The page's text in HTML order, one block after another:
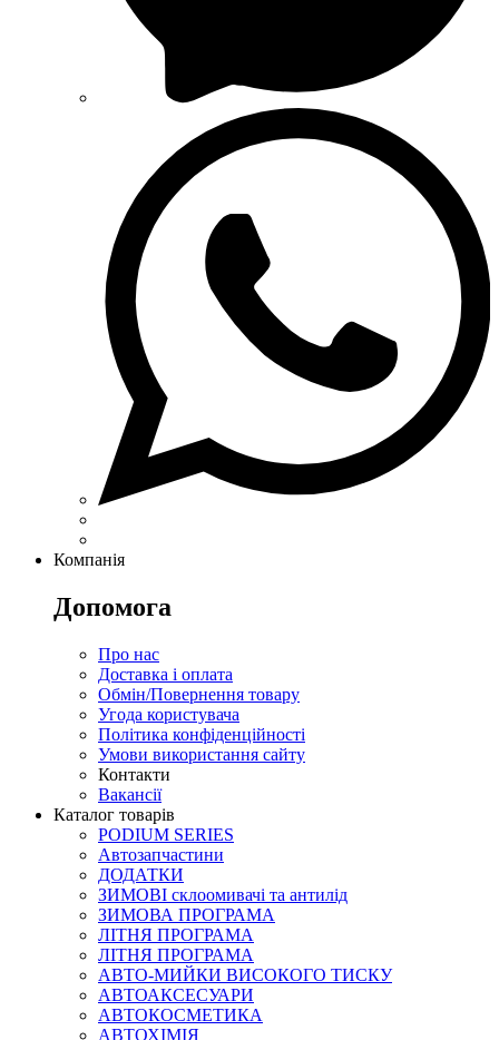
Компанія
Допомога
Про нас
Доставка і оплата
Обмін/Повернення товару
Угода користувача
Політика конфіденційності
Умови використання сайту
Контакти
Вакансії
Каталог товарів
PODIUM SERIES
Автозапчастини
ДОДАТКИ
ЗИМОВІ склоомивачі та антилід
ЗИМОВА ПРОГРАМА
ЛІТНЯ ПРОГРАМА
ЛІТНЯ ПРОГРАМА
АВТО-МИЙКИ ВИСОКОГО ТИСКУ
АВТОАКСЕСУАРИ
АВТОКОСМЕТИКА
АВТОХІМІЯ